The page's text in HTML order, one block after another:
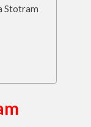
Stotram